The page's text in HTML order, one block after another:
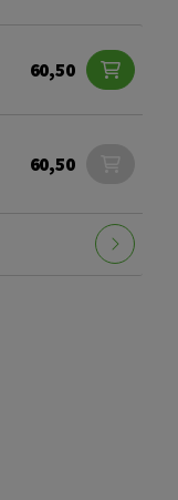
60,50
60,50